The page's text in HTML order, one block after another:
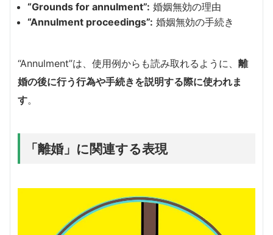
“Grounds for annulment”: 婚姻無効の理由
“Annulment proceedings”: 婚姻無効の手続き
“Annulment”は、使用例からも読み取れるように、 離
婚の後に行う行為や手続きを説明する際に使われま
す。
「離婚」に関連する表現